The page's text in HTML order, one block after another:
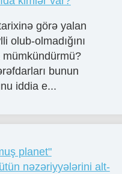
görə yalan
olub-olmadığını
bunun
iddia e...
planet"
nəzəriyyələrini alt-